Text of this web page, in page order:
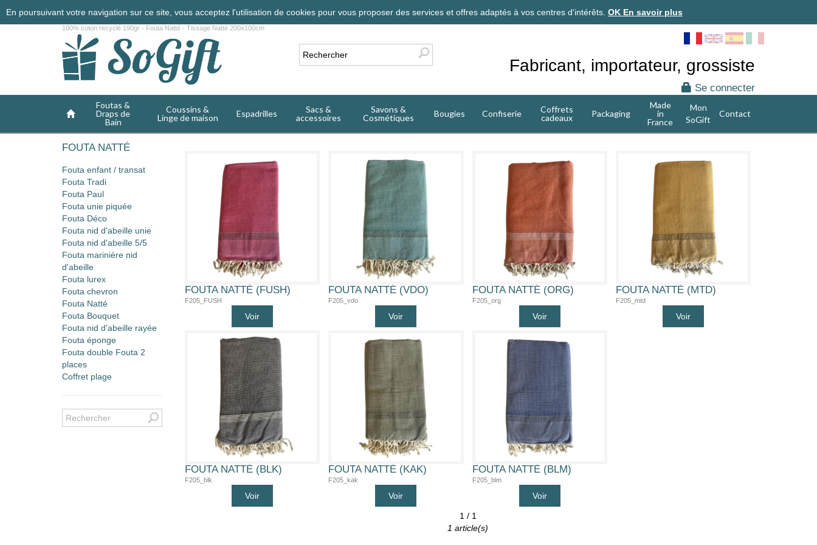
En poursuivant votre navigation sur ce site, vous acceptez l'utilisation de cookies pour vous proposer des services et offres adaptés à vos centres d'intérêts. OK En savoir plus
100% coton recyclé 190gr - Fouta Natté - Tissage Natté 200x100cm
Fabricant, importateur, grossiste
Se connecter
Foutas &
Draps de
Bain
Coussins &
Linge de maison
Espadrilles
Sacs &
accessoires
Savons &
Cosmétiques
Bougies Confiserie
Coffrets
cadeaux
Packaging
Made
in
France
Mon
SoGift
Contact
FOUTA NATTÉ
Fouta enfant / transat
Fouta Tradi
Fouta Paul
Fouta unie piquée
Fouta Déco
Fouta nid d'abeille unie
Fouta nid d'abeille 5/5
Fouta marinière nid
d'abeille
Fouta lurex
Fouta chevron
Fouta Natté
Fouta Bouquet
Fouta nid d'abeille rayée
Fouta éponge
Fouta double Fouta 2
places
Coffret plage
FOUTA NATTÉ (FUSH)
F205_FUSH
Voir
FOUTA NATTÉ (VDO)
F205_vdo
Voir
FOUTA NATTÉ (ORG)
F205_org
Voir
FOUTA NATTÉ (MTD)
F205_mtd
Voir
FOUTA NATTÉ (BLK)
F205_blk
Voir
FOUTA NATTÉ (KAK)
F205_kak
Voir
FOUTA NATTÉ (BLM)
F205_blm
Voir
1 / 1
1 article(s)